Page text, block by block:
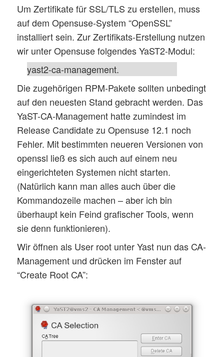
Um Zertifikate für SSL/TLS zu erstellen, muss
auf dem Opensuse-System “OpenSSL”
installiert sein. Zur Zertifikats-Erstellung nutzen
wir unter Opensuse folgendes YaST2-Modul:
yast2-ca-management.
Die zugehörigen RPM-Pakete sollten unbedingt
auf den neuesten Stand gebracht werden. Das
YaST-CA-Management hatte zumindest im
Release Candidate zu Opensuse 12.1 noch
Fehler. Mit bestimmten neueren Versionen von
openssl ließ es sich auch auf einem neu
eingerichteten Systemen nicht starten.
(Natürlich kann man alles auch über die
Kommandozeile machen – aber ich bin
überhaupt kein Feind grafischer Tools, wenn
sie denn funktionieren).
Wir öffnen als User root unter Yast nun das CA-
Management und drücken im Fenster auf
“Create Root CA”: